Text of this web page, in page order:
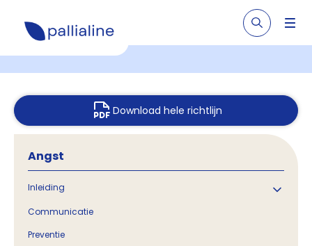
Download hele richtlijn
Angst
Inleiding
Communicatie
Preventie